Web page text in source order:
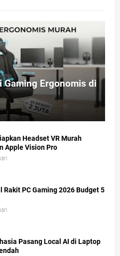
Gaming Ergonomis di
Headset VR Murah
Apple Vision Pro
Rakit PC Gaming 2026 Budget 5
Pasang Local AI di Laptop